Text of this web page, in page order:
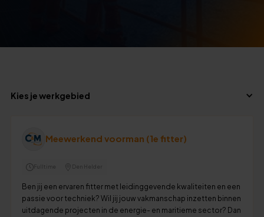
Kies je werkgebied
Meewerkend voorman (1e fitter)
Fulltime Den Helder
Ben jij een ervaren fitter met leidinggevende kwaliteiten en een
passie voor techniek? Wil jij jouw vakmanschap inzetten binnen
uitdagende projecten in de energie- en maritieme sector? Dan